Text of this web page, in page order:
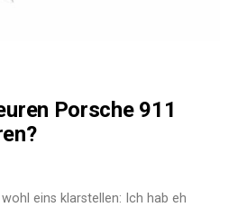
Porsche 911
eins klarstellen: Ich hab eh